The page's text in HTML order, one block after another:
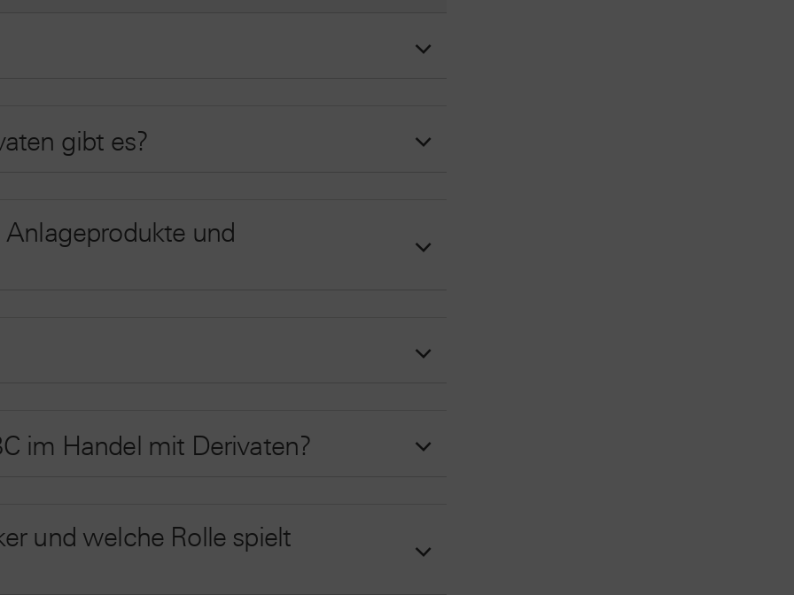
gibt es?
und
im Handel mit Derivaten?
und welche Rolle spielt